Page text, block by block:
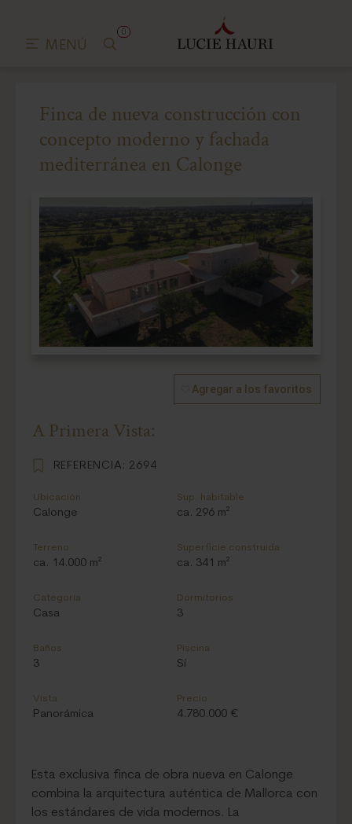
MENÚ
0
Finca de nueva construcción con
concepto moderno y fachada
mediterránea en Calonge
Agregar a los favoritos
A Primera Vista:
REFERENCIA: 2694
Ubicación
Calonge
Sup. habitable
ca. 296 m²
Terreno
ca. 14.000 m²
Superficie construida
ca. 341 m²
Categoría
Casa
Dormitorios
3
Baños
3
Piscina
Sí
Vista
Panorámica
Precio
4.780.000 €
Esta exclusiva finca de obra nueva en Calonge
combina la arquitectura auténtica de Mallorca con
los estándares de vida modernos. La